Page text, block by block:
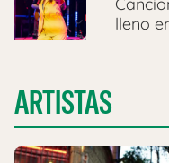
lleno
ARTISTAS